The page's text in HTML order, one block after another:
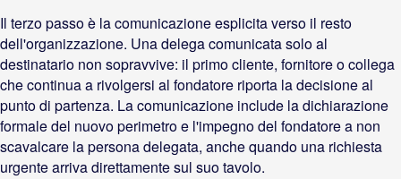
Il terzo passo è la comunicazione esplicita verso il resto
dell'organizzazione. Una delega comunicata solo al
destinatario non sopravvive: il primo cliente, fornitore o collega
che continua a rivolgersi al fondatore riporta la decisione al
punto di partenza. La comunicazione include la dichiarazione
formale del nuovo perimetro e l'impegno del fondatore a non
scavalcare la persona delegata, anche quando una richiesta
urgente arriva direttamente sul suo tavolo.